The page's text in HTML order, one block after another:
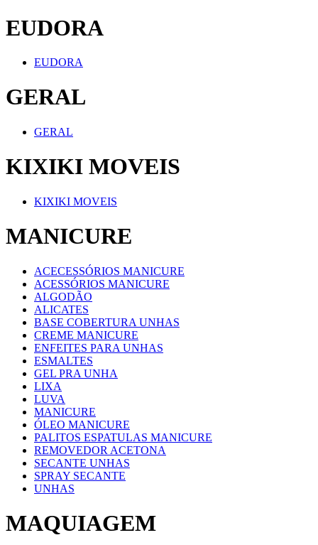
EUDORA
EUDORA
GERAL
GERAL
KIXIKI MOVEIS
KIXIKI MOVEIS
MANICURE
ACECESSÓRIOS MANICURE
ACESSÓRIOS MANICURE
ALGODÃO
ALICATES
BASE COBERTURA UNHAS
CREME MANICURE
ENFEITES PARA UNHAS
ESMALTES
GEL PRA UNHA
LIXA
LUVA
MANICURE
ÓLEO MANICURE
PALITOS ESPATULAS MANICURE
REMOVEDOR ACETONA
SECANTE UNHAS
SPRAY SECANTE
UNHAS
MAQUIAGEM